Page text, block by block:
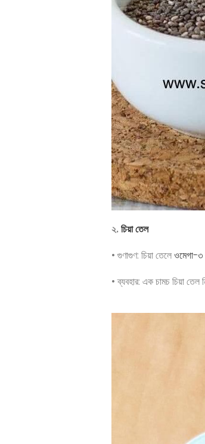
২.চিয়া তেল
• গুণাগুণ: চিয়া তেলেওমেগা-৩
• ব্যবহার: এক চামচ চিয়া তেল